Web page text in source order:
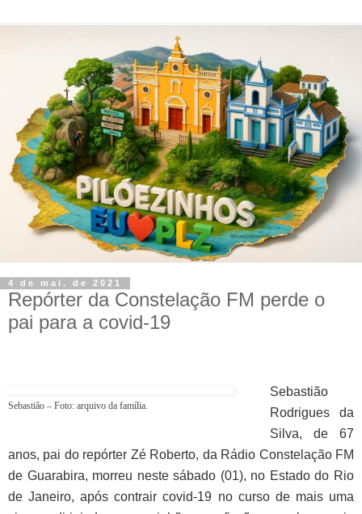
4 de mai. de 2021
Repórter da Constelação FM perde o
pai para a covid-19
Sebastião – Foto: arquivo da família.
Sebastião
Rodrigues da
Silva, de 67
anos, pai do repórter Zé Roberto, da Rádio Constelação FM
de Guarabira, morreu neste sábado (01), no Estado do Rio
de Janeiro, após contrair covid-19 no curso de mais uma